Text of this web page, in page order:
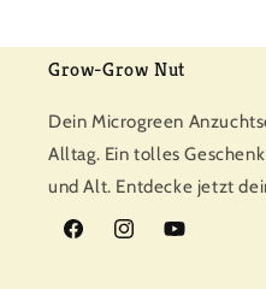
Grow-Grow Nut
Dein Microgreen
Alltag. Ein tolles
und Alt. Entdecke jetzt
FacebookInstagramYouTube